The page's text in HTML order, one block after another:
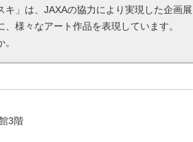
」は、JAXAの協力により実現した企画展
様々なアート作品を表現しています。
3階